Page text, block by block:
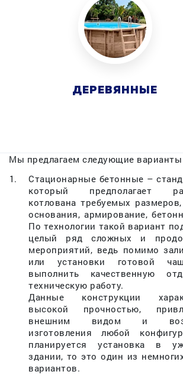
ДЕРЕВЯННЫЕ
Мы предлагаем следующие варианты
Стационарные бетонные –
который предполагает
котлована требуемых
основания, армирование,
По технологии такой вариант
целый ряд сложных и
мероприятий, ведь помимо
или установки готовой
выполнить качественную
техническую работу.
Данные конструкции
высокой прочностью,
внешним видом и
изготовления любой
планируется установка в
здании, то это один из
вариантов.